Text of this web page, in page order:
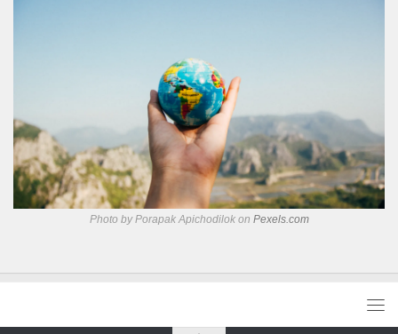
Photo by Porapak Apichodilok on Pexels.com